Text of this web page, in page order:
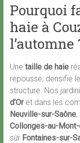
Pourquoi
haie à
l’automne
Une taille de haie
repousse, densifie
structure. Nos
d’Oret dans les
Neuville-sur-Saône,
Collonges-au-Mont-
sûr Fontaines-sur-